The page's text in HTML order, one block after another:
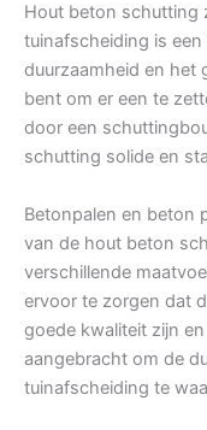
Hout beton schutting
tuinafscheiding is
duurzaamheid en het
bent om er een te
door een
schutting solide en
Betonpalen en beton
van de hout beton
verschillende
ervoor te zorgen dat
goede kwaliteit zijn
aangebracht om de
tuinafscheiding te